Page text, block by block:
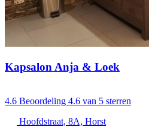
Kapsalon Anja & Loek
4.6 Beoordeling 4.6 van 5 sterren
Hoofdstraat, 8A, Horst